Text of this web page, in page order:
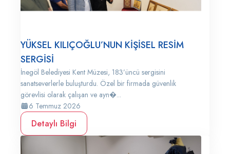
YÜKSEL KILIÇOĞLU’NUN KİŞİSEL RESİM
SERGİSİ
İnegöl Belediyesi Kent Müzesi, 183’üncü sergisini
sanatseverlerle buluşturdu. Özel bir firmada güvenlik
görevlisi olarak çalışan ve ayn�...
6 Temmuz 2026
Detaylı Bilgi